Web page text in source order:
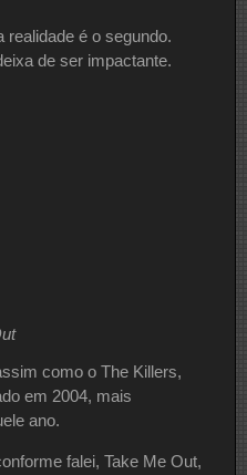
realidade é o segundo.
de ser impactante.
como o The Killers,
em 2004, mais
ano.
falei, Take Me Out,